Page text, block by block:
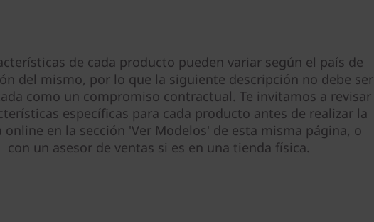
de cada producto pueden variar según el país de
del mismo, por lo que la siguiente descripción no debe ser
como un compromiso contractual. Te invitamos a revisar
específicas para cada producto antes de realizar la
online en la sección 'Ver Modelos' de esta misma página, o
con un asesor de ventas si es en una tienda física.